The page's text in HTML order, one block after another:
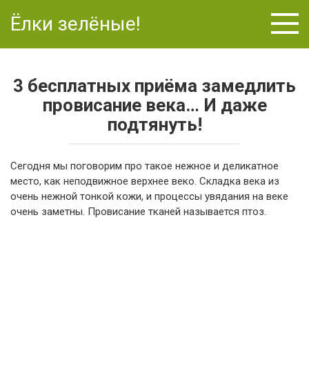
Ёлки зелёные!
3 бесплатных приёма замедлить
провисание века… И даже
подтянуть!
Сегодня мы поговорим про такое нежное и деликатное
место, как неподвижное верхнее веко. Складка века из
очень нежной тонкой кожи, и процессы увядания на веке
очень заметны. Провисание тканей называется птоз.